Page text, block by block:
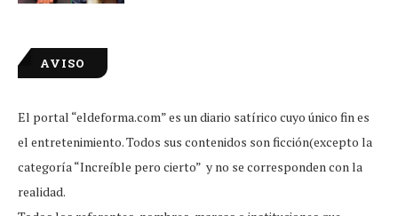
AVISO
El portal “eldeforma.com” es un diario satírico cuyo único fin es
el entretenimiento. Todos sus contenidos son ficción(excepto la
categoría “Increíble pero cierto” y no se corresponden con la
realidad.